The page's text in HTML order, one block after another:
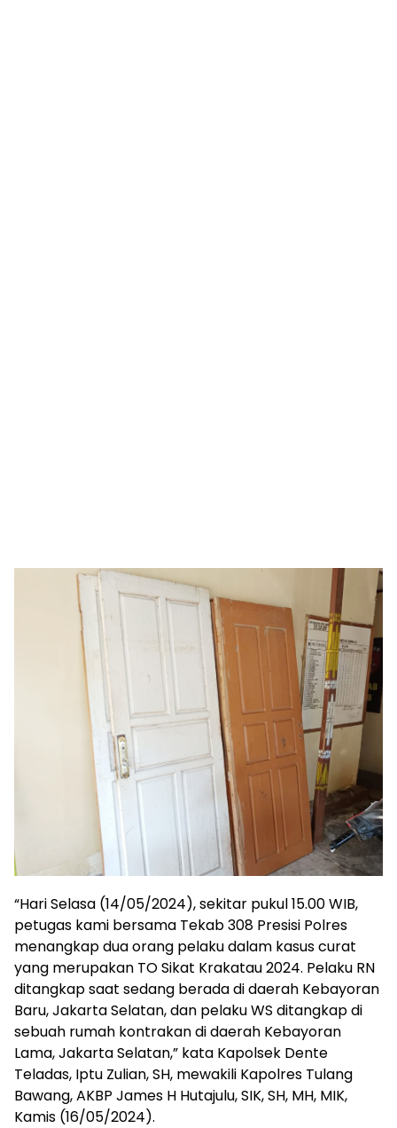
“Hari Selasa (14/05/2024), sekitar pukul 15.00 WIB,
petugas kami bersama Tekab 308 Presisi Polres
menangkap dua orang pelaku dalam kasus curat
yang merupakan TO Sikat Krakatau 2024. Pelaku RN
ditangkap saat sedang berada di daerah Kebayoran
Baru, Jakarta Selatan, dan pelaku WS ditangkap di
sebuah rumah kontrakan di daerah Kebayoran
Lama, Jakarta Selatan,” kata Kapolsek Dente
Teladas, Iptu Zulian, SH, mewakili Kapolres Tulang
Bawang, AKBP James H Hutajulu, SIK, SH, MH, MIK,
Kamis (16/05/2024).